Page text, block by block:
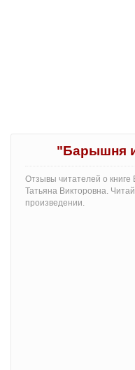
"Барышня
Отзывы читателей о
Татьяна Викторовна.
произведении.